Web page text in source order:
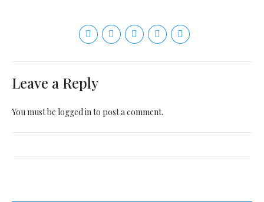
Leave a Reply
You must be logged into post a comment.